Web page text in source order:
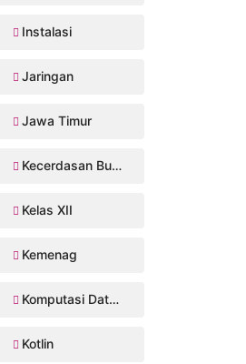
Instalasi
Jaringan
Jawa Timur
Kecerdasan Buatan
Kelas XII
Kemenag
Komputasi Data Sains
Kotlin